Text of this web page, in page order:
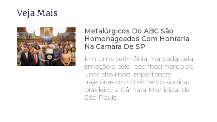
Veja Mais
Metalúrgicos Do ABC São
Homenageados Com Honraria
Na Camara De SP
Em uma cerimônia marcada pela
emoção e pelo reconhecimento de
uma das mais importantes
trajetórias do movimento sindical
brasileiro, a Câmara Municipal de
São Paulo